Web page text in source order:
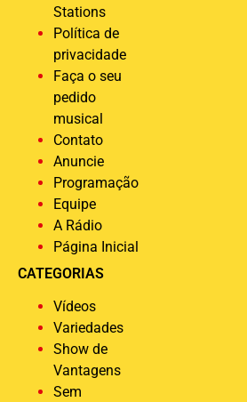
Stations
Política de
privacidade
Faça o seu
pedido
musical
Contato
Anuncie
Programação
Equipe
A Rádio
Página Inicial
CATEGORIAS
Vídeos
Variedades
Show de
Vantagens
Sem